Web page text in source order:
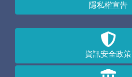
隱私權宣告
資訊安全政策